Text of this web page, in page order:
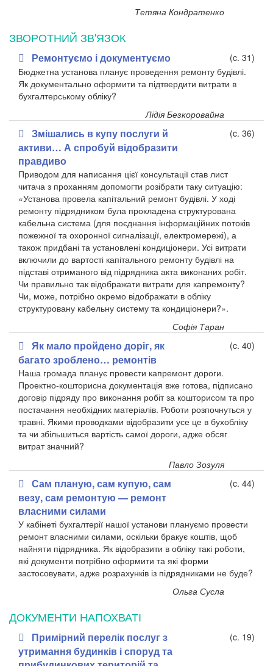
Тетяна Кондратенко
ЗВОРОТНИЙ ЗВ'ЯЗОК
Ремонтуємо і документуємо
(c. 31)
Бюджетна установа планує проведення ремонту будівлі.
Як документально оформити та підтвердити витрати в
бухгалтерському обліку?
Лідія Безкоровайна
Змішались в купу послуги й
активи… А спробуй відобразити
правдиво
(c. 36)
Приводом для написання цієї консультації став лист
читача з проханням допомогти розібрати таку ситуацію:
«Установа провела капітальний ремонт будівлі. У ході
ремонту підрядником була прокладена структурована
кабельна система (для поєднання інформаційних потоків
пожежної та охоронної сигналізації, електромережі), а
також придбані та установлені кондиціонери. Усі витрати
включили до вартості капітального ремонту будівлі на
підставі отриманого від підрядника акта виконаних робіт.
Чи правильно так відображати витрати для капремонту?
Чи, може, потрібно окремо відображати в обліку
структуровану кабельну систему та кондиціонери?».
Софія Таран
Як мало пройдено доріг, як
багато зроблено… ремонтів
(c. 40)
Наша громада планує провести капремонт дороги.
Проектно-кошторисна документація вже готова, підписано
договір підряду про виконання робіт за кошторисом та про
постачання необхідних матеріалів. Роботи розпочнуться у
травні. Якими проводками відобразити усе це в бухобліку
та чи збільшиться вартість самої дороги, адже обсяг
витрат значний?
Павло Зозуля
Сам планую, сам купую, сам
везу, сам ремонтую — ремонт
власними силами
(c. 44)
У кабінеті бухгалтерії нашої установи плануємо провести
ремонт власними силами, оскільки бракує коштів, щоб
найняти підрядника. Як відобразити в обліку такі роботи,
які документи потрібно оформити та які форми
застосовувати, адже розрахунків із підрядниками не буде?
Ольга Сусла
ДОКУМЕНТИ НАПОХВАТІ
Примірний перелік послуг з
утримання будинків і споруд та
(c. 19)